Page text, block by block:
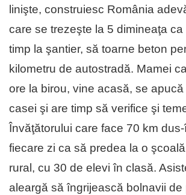
linişte, construiesc România
care se trezeşte la 5 dimineaţa
timp la şantier, să toarne beton
kilometru de autostradă. Mamei
ore la birou, vine acasă, se apucă
casei şi are timp să verifice şi
Învăţătorului care face 70 km
fiecare zi ca să predea la o
rural, cu 30 de elevi în clasă.
aleargă să îngrijească bolnavii de